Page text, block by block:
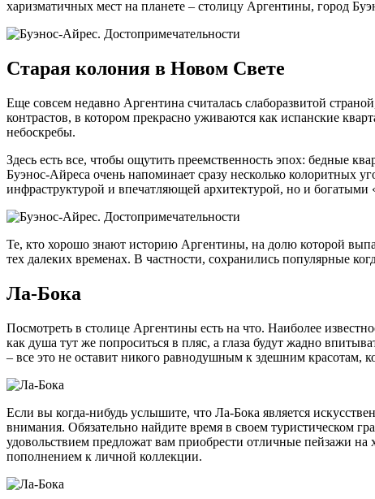
харизматичных мест на планете – столицу Аргентины, город
Старая колония в Новом Свете
Еще совсем недавно Аргентина считалась слаборазвитой
контрастов, в котором прекрасно уживаются как испанские
небоскребы.
Здесь есть все, чтобы ощутить преемственность эпох: бедные
Буэнос-Айреса очень напоминает сразу несколько колоритных
инфраструктурой и впечатляющей архитектурой, но и
Те, кто хорошо знают историю Аргентины, на долю которой
тех далеких временах. В частности, сохранились популярные
Ла-Бока
Посмотреть в столице Аргентины есть на что. Наиболее
как душа тут же попроситься в пляс, а глаза будут жадно
– все это не оставит никого равнодушным к здешним красотам,
Если вы когда-нибудь услышите, что Ла-Бока является
внимания. Обязательно найдите время в своем туристическом
удовольствием предложат вам приобрести отличные пейзажи на
пополнением к личной коллекции.